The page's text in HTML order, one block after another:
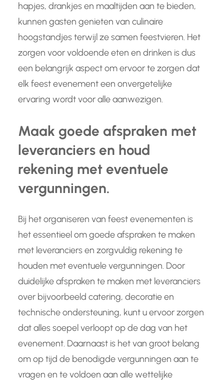
hapjes, drankjes en maaltijden aan te bieden,
kunnen gasten genieten van culinaire
hoogstandjes terwijl ze samen feestvieren. Het
zorgen voor voldoende eten en drinken is dus
een belangrijk aspect om ervoor te zorgen dat
elk feest evenement een onvergetelijke
ervaring wordt voor alle aanwezigen.
Maak goede afspraken met
leveranciers en houd
rekening met eventuele
vergunningen.
Bij het organiseren van feest evenementen is
het essentieel om goede afspraken te maken
met leveranciers en zorgvuldig rekening te
houden met eventuele vergunningen. Door
duidelijke afspraken te maken met leveranciers
over bijvoorbeeld catering, decoratie en
technische ondersteuning, kunt u ervoor zorgen
dat alles soepel verloopt op de dag van het
evenement. Daarnaast is het van groot belang
om op tijd de benodigde vergunningen aan te
vragen en te voldoen aan alle wettelijke